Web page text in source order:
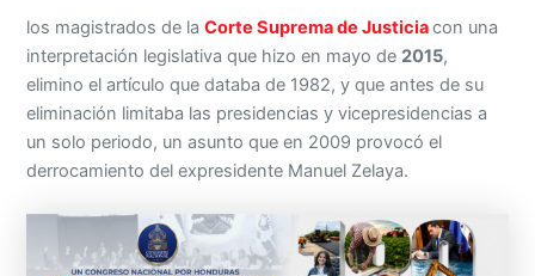
los magistrados de laCorte Suprema de Justiciacon una
interpretación legislativa que hizo en mayo de 2015,
elimino el artículo que databa de 1982, y que antes de su
eliminación limitaba las presidencias y vicepresidencias a
un solo periodo, un asunto que en 2009 provocó el
derrocamiento del expresidente Manuel Zelaya.